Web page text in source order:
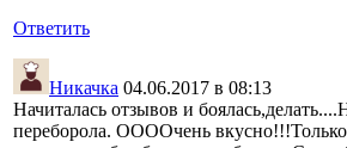
Ответить
Никачка 04.06.2017 в 08:13
Начиталась отзывов и
переборола. ООООчень